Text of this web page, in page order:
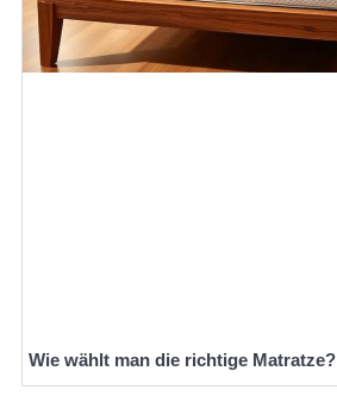
Wie wählt man die richtige Matratze?